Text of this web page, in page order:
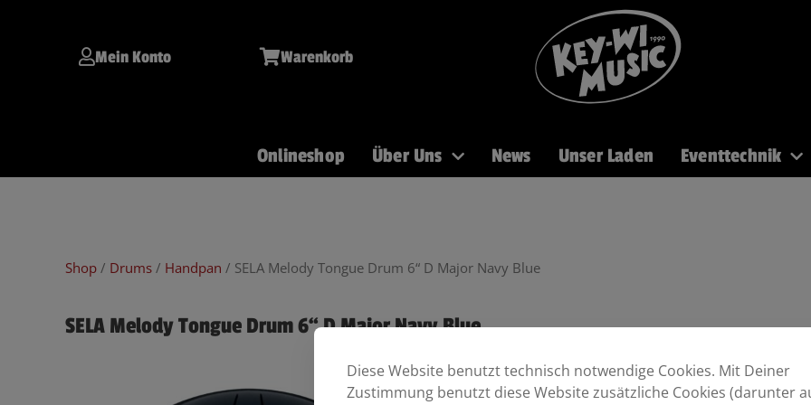
Mein Konto Warenkorb
Onlineshop Über Uns News Unser Laden Eventtechnik
Shop / Drums / Handpan / SELA Melody Tongue Drum 6“ D Major Navy Blue
SELA Melody Tongue Drum 6“ D Major Navy Blue
Diese Website benutzt technisch notwendige Cookies. Mit Deiner
Zustimmung benutzt diese Website zusätzliche Cookies (darunter